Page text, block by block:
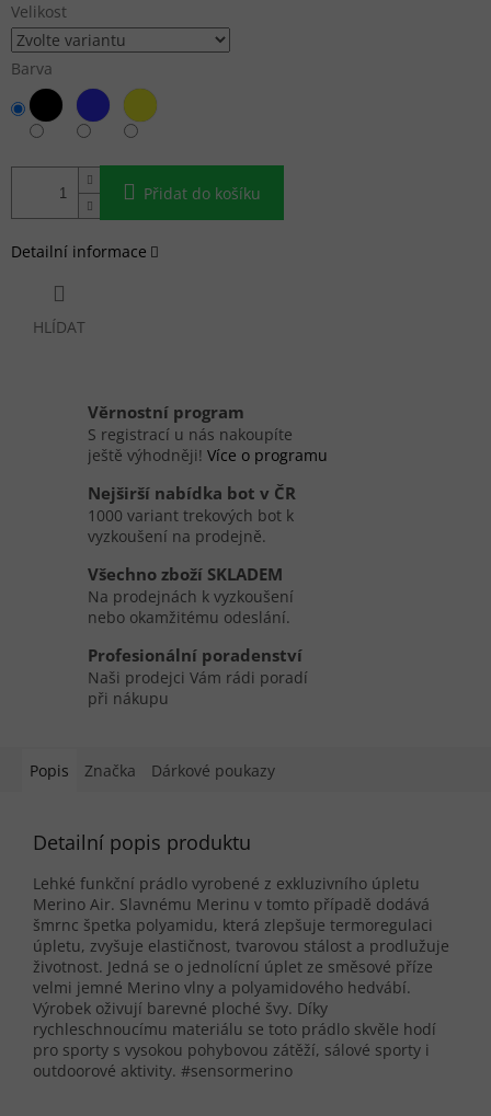
Velikost
Barva
Přidat do košíku
Detailní informace
HLÍDAT
Věrnostní program
S registrací u nás nakoupíte
ještě výhodněji! Více o programu
Nejširší nabídka bot v ČR
1000 variant trekových bot k
vyzkoušení na prodejně.
Všechno zboží SKLADEM
Na prodejnách k vyzkoušení
nebo okamžitému odeslání.
Profesionální poradenství
Naši prodejci Vám rádi poradí
při nákupu
Popis Značka Dárkové poukazy
Detailní popis produktu
Lehké funkční prádlo vyrobené z exkluzivního úpletu
Merino Air. Slavnému Merinu v tomto případě dodává
šmrnc špetka polyamidu, která zlepšuje termoregulaci
úpletu, zvyšuje elastičnost, tvarovou stálost a prodlužuje
životnost. Jedná se o jednolícní úplet ze směsové příze
velmi jemné Merino vlny a polyamidového hedvábí.
Výrobek oživují barevné ploché švy. Díky
rychleschnoucímu materiálu se toto prádlo skvěle hodí
pro sporty s vysokou pohybovou zátěží, sálové sporty i
outdoorové aktivity. #sensormerino